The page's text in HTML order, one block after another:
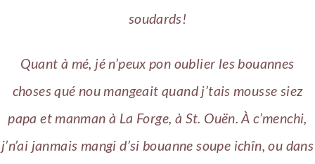
soudards!
Quant à mé, jé n’peux pon oublier les bouannes
choses qué nou mangeait quand j’tais mousse siez
papa et manman à La Forge, à St. Ouën. À c’menchi,
j’n’ai janmais mangi d’si bouanne soupe ichîn, ou dans